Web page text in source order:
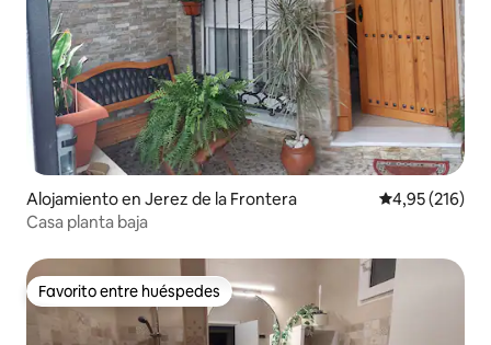
Alojamiento en Jerez de la Frontera Calificación
4,95 (216)
Casa planta baja
Favorito entre huéspedes
Favorito entre huéspedes